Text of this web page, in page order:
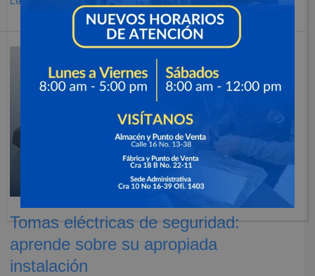
Tomas eléctricas de seguridad:
aprende sobre su apropiada
instalación
eléctricas
sobre